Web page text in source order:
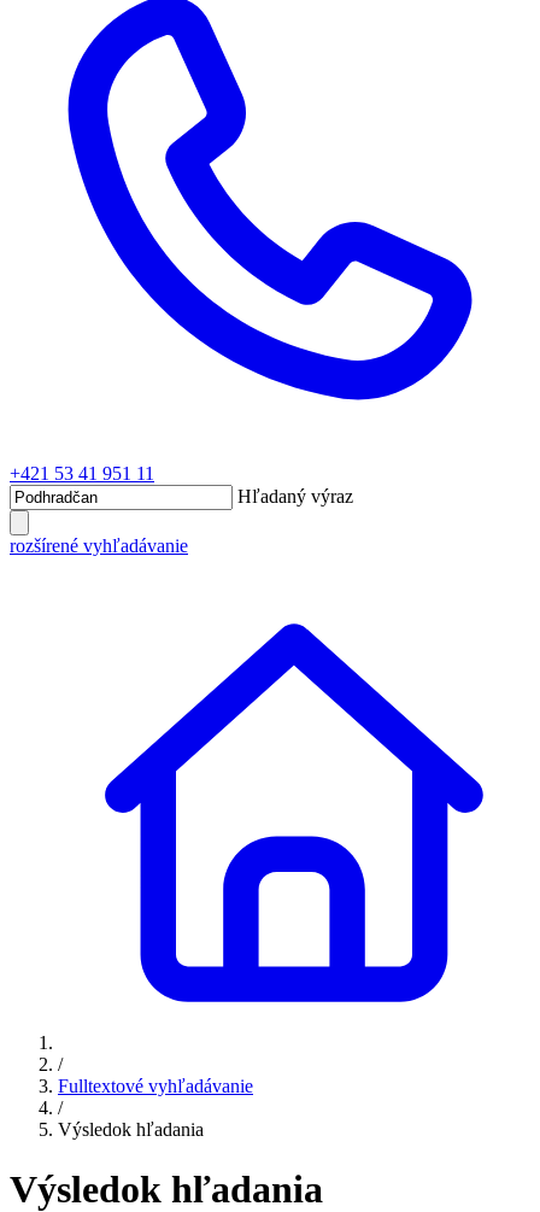
+421 53 41 951 11
Hľadaný výraz
rozšírené vyhľadávanie
/
Fulltextové vyhľadávanie
/
Výsledok hľadania
Výsledok hľadania